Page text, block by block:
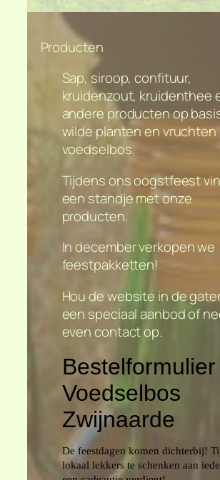
Producten
Sap, siroop, confituur,
kruidenzout, kruidenthee
andere producten op
wilde planten en
voedselbos.
Tijdens ons oogstfeest
een standje met onze
producten.
In december verkopen we
feestpakketten!
Hou de website in de
een speciaal aanbod of
even contact op.